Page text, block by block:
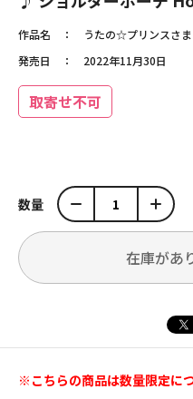
作品名
うたの☆プリンスさ
発売日
2022年11月30日
取寄せ不可
数量
在庫があ
※こちらの商品は数量限定に